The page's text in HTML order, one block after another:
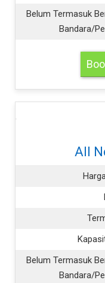
Belum Termasuk
Bandara/
All
Belum Termasuk
Bandara/